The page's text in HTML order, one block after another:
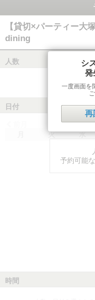
【貸切×パーティー
dining
人数
日付
火 水
予約可能
時間
シ
発
一度画面を
再